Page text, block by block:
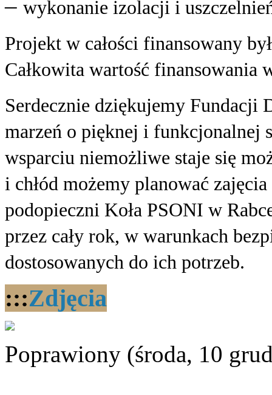
– wykonanie izolacji i
Projekt w całości finansowany
Całkowita wartość finansowania
Serdecznie dziękujemy Fundacji
marzeń o pięknej i funkcjonalnej
wsparciu niemożliwe staje się
i chłód możemy planować
podopieczni Koła PSONI w
przez cały rok, w warunkach
dostosowanych do ich potrzeb.
:::Zdjęcia
Poprawiony (środa, 10